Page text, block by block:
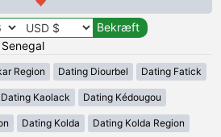
Region Dating Diourbel Dating Fatick
Dating Kaolack Dating Kédougou
Dating Kolda Dating Kolda Region